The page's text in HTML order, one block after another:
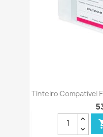
Tinteiro Compatível